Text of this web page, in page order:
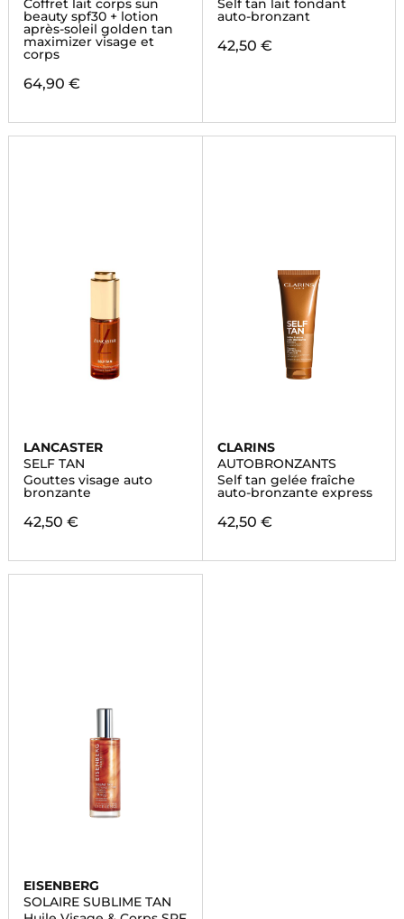
Coffret lait corps sun
beauty spf30 + lotion
après-soleil golden tan
maximizer visage et
corps
64,90 €
Self tan lait fondant
auto-bronzant
42,50 €
LANCASTER
SELF TAN
Gouttes visage auto
bronzante
42,50 €
CLARINS
AUTOBRONZANTS
Self tan gelée fraîche
auto-bronzante express
42,50 €
EISENBERG
SOLAIRE SUBLIME TAN